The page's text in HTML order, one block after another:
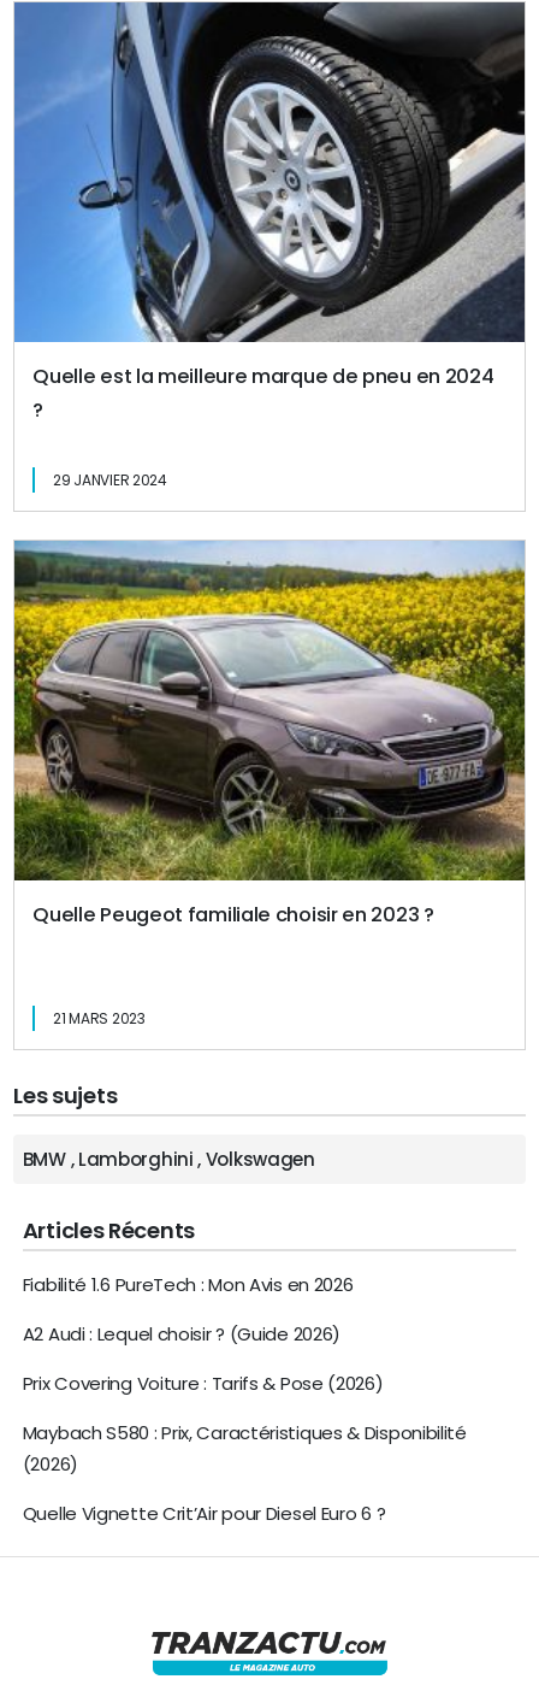
Quelle est la meilleure marque de pneu en 2024
?
29 JANVIER 2024
Quelle Peugeot familiale choisir en 2023 ?
21 MARS 2023
Les sujets
BMW,Lamborghini,Volkswagen
Articles Récents
Fiabilité 1.6 PureTech : Mon Avis en 2026
A2 Audi : Lequel choisir ? (Guide 2026)
Prix Covering Voiture : Tarifs & Pose (2026)
Maybach S580 : Prix, Caractéristiques & Disponibilité
(2026)
Quelle Vignette Crit’Air pour Diesel Euro 6 ?